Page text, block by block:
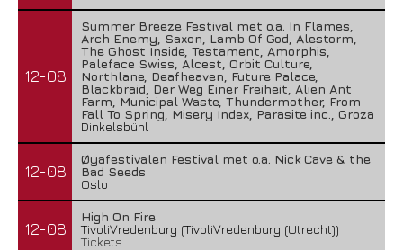
12-08
Summer Breeze Festival met o.a. In Flames,
Arch Enemy, Saxon, Lamb Of God, Alestorm,
The Ghost Inside, Testament, Amorphis,
Paleface Swiss, Alcest, Orbit Culture,
Northlane, Deafheaven, Future Palace,
Blackbraid, Der Weg Einer Freiheit, Alien Ant
Farm, Municipal Waste, Thundermother, From
Fall To Spring, Misery Index, Parasite inc., Groza
Dinkelsbühl
12-08
Øyafestivalen Festival met o.a. Nick Cave & the
Bad Seeds
Oslo
12-08
High On Fire
TivoliVredenburg (TivoliVredenburg (Utrecht))
Tickets